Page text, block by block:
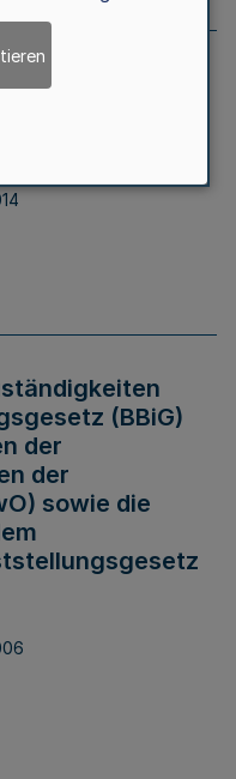
des Landes
-
(BBiG)
der
der
sowie die